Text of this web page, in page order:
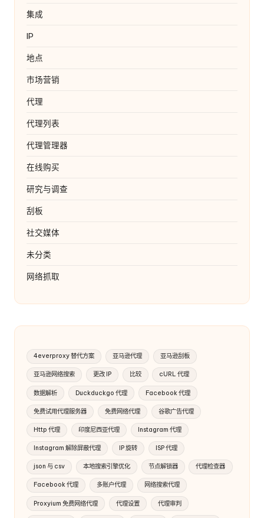
集成
IP
地点
市场营销
代理
代理列表
代理管理器
在线购买
研究与调查
刮板
社交媒体
未分类
网络抓取
4everproxy 替代方案 亚马逊代理 亚马逊刮板
亚马逊网络搜索 更改 IP 比较 cURL 代理
数据解析 Duckduckgo 代理 Facebook 代理
免费试用代理服务器 免费网络代理 谷歌广告代理
Http 代理 印度尼西亚代理 Instagram 代理
Instagram 解除屏蔽代理 IP 旋转 ISP 代理
json 与 csv 本地搜索引擎优化 节点解锁器 代理检查器
Facebook 代理 多账户代理 网络搜索代理
Proxyium 免费网络代理 代理设置 代理审判